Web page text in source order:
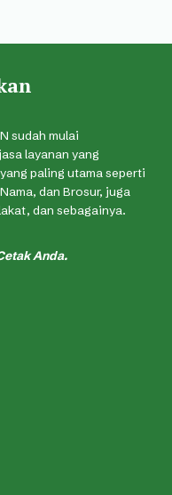
sudah mulai
layanan yang
paling utama seperti
dan Brosur, juga
dan sebagainya.
Anda.